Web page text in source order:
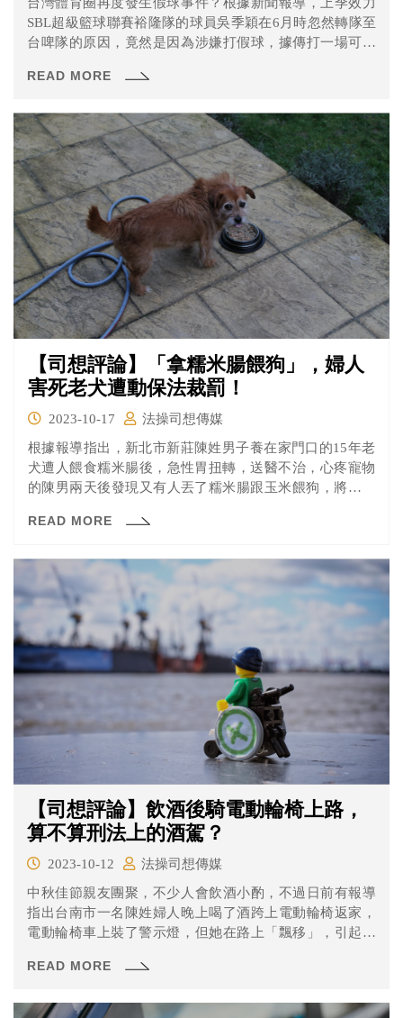
台灣體育圈再度發生假球事件？根據新聞報導，上季效力
SBL超級籃球聯賽裕隆隊的球員吳季穎在6月時忽然轉隊至
台啤隊的原因，竟然是因為涉嫌打假球，據傳打一場可以
READ MORE
【司想評論】「拿糯米腸餵狗」，婦人
害死老犬遭動保法裁罰！
2023-10-17
法操司想傳媒
根據報導指出，新北市新莊陳姓男子養在家門口的15年老
犬遭人餵食糯米腸後，急性胃扭轉，送醫不治，心疼寵物
的陳男兩天後發現又有人丟了糯米腸跟玉米餵狗，將婦人
辯稱看狗瘦得皮包骨，家中又擺攤賣糯米腸、玉米，好意
處裁罰。
READ MORE
【司想評論】飲酒後騎電動輪椅上路，
算不算刑法上的酒駕？
2023-10-12
法操司想傳媒
中秋佳節親友團聚，不少人會飲酒小酌，不過日前有報導
指出台南市一名陳姓婦人晚上喝了酒跨上電動輪椅返家，
電動輪椅車上裝了警示燈，但她在路上「飄移」，引起員
為，她開的不是「車」而是輪椅，至於警方也為了要不要
酒駕？
READ MORE